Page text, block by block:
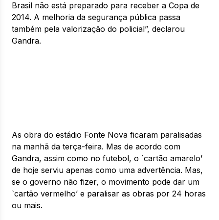
Brasil não está preparado para receber a Copa de
2014. A melhoria da segurança pública passa
também pela valorização do policial”, declarou
Gandra.
As obra do estádio Fonte Nova ficaram paralisadas
na manhã da terça-feira. Mas de acordo com
Gandra, assim como no futebol, o `cartão amarelo’
de hoje serviu apenas como uma advertência. Mas,
se o governo não fizer, o movimento pode dar um
`cartão vermelho’ e paralisar as obras por 24 horas
ou mais.